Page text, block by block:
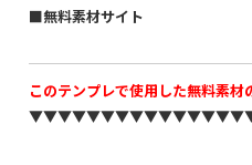
■無料素材サイト
このテンプレで使用した無料素材